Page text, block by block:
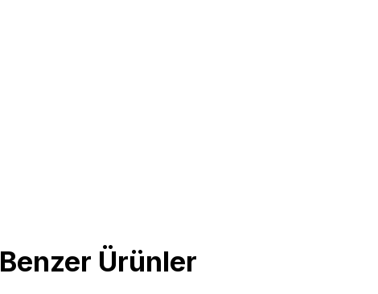
Benzer Ürünler